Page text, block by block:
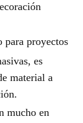
para proyectos
es
material a
mucho en